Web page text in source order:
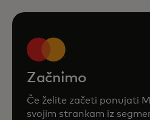
Začnimo
Če želite začeti ponujati
svojim strankam iz